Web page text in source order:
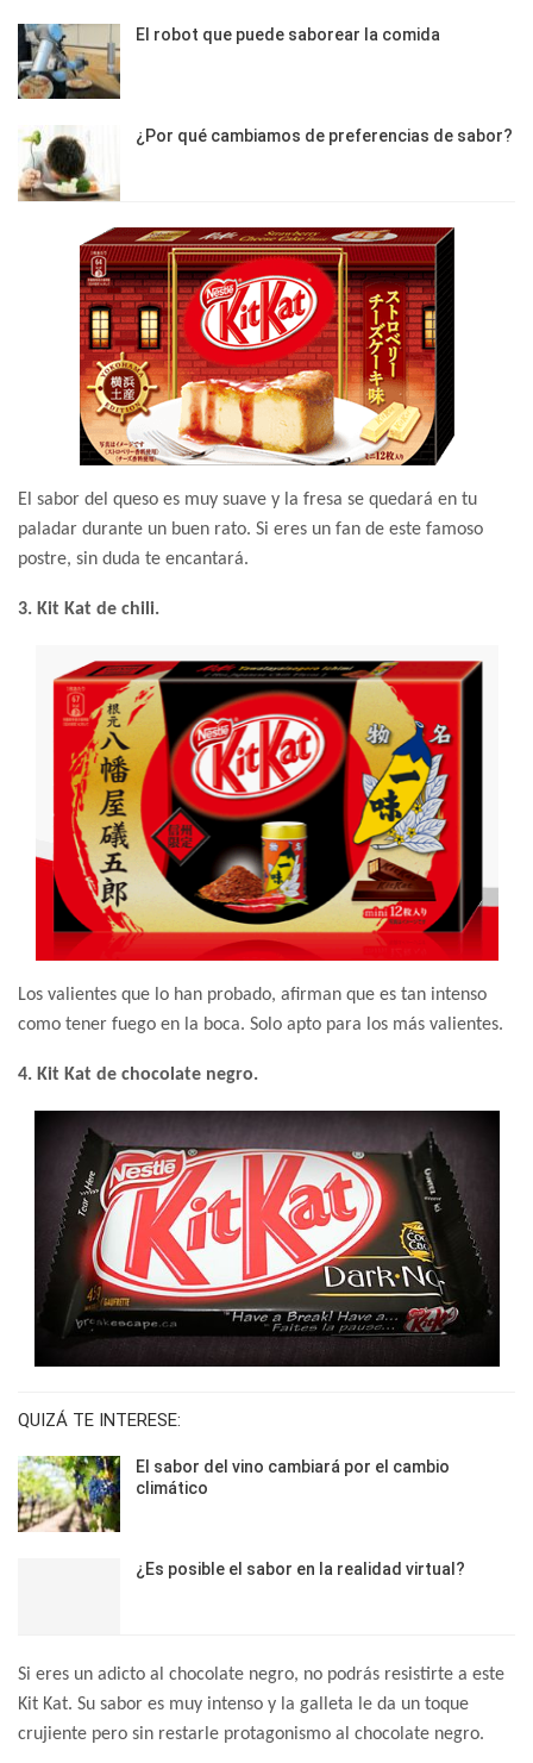
El robot que puede saborear la comida
¿Por qué cambiamos de preferencias de sabor?
El sabor del queso es muy suave y la fresa se quedará en tu
paladar durante un buen rato. Si eres un fan de este famoso
postre, sin duda te encantará.
3. Kit Kat de chili.
Los valientes que lo han probado, afirman que es tan intenso
como tener fuego en la boca. Solo apto para los más valientes.
4. Kit Kat de chocolate negro.
QUIZÁ TE INTERESE:
El sabor del vino cambiará por el cambio
climático
¿Es posible el sabor en la realidad virtual?
Si eres un adicto al chocolate negro, no podrás resistirte a este
Kit Kat. Su sabor es muy intenso y la galleta le da un toque
crujiente pero sin restarle protagonismo al chocolate negro.